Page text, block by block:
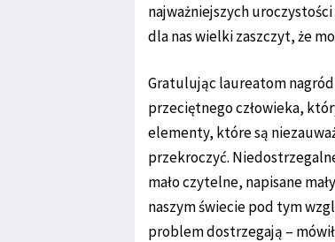
najważniejszych
dla nas wielki zaszczyt, że
Gratulując laureatom nagród
przeciętnego człowieka,
elementy, które są
przekroczyć.
mało czytelne, napisane
naszym świecie pod tym
problem dostrzegają –